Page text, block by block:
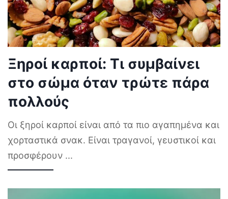
Ξηροί καρποί: Τι συμβαίνει
στο σώμα όταν τρώτε πάρα
πολλούς
Οι ξηροί καρποί είναι από τα πιο αγαπημένα και
χορταστικά σνακ. Είναι τραγανοί, γευστικοί και
προσφέρουν ...